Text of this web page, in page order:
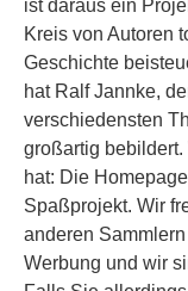
ist daraus ein
Kreis von Autoren
Geschichte
hat Ralf Jannke,
verschiedensten
großartig
hat: Die
Spaßprojekt. Wir
anderen
Werbung und wir